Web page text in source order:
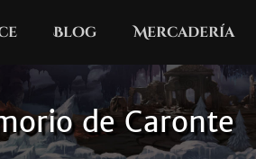
Blog Mercadería
de Caronte